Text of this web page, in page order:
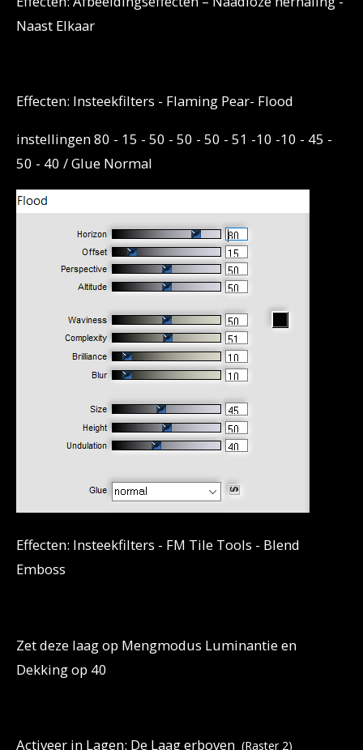
Naast Elkaar
Effecten: Insteekfilters - Flaming Pear- Flood
instellingen 80 - 15 - 50 - 50 - 50 - 51 -10 -10 - 45 -
50 - 40 / Glue Normal
Effecten: Insteekfilters - FM Tile Tools - Blend
Emboss
Zet deze laag op Mengmodus Luminantie en
Dekking op 40
Activeer in Lagen: De Laag erboven (Raster 2)